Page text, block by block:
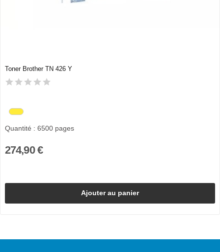
Toner Brother TN 426 Y
Quantité : 6500 pages
274,90 €
Ajouter au panier